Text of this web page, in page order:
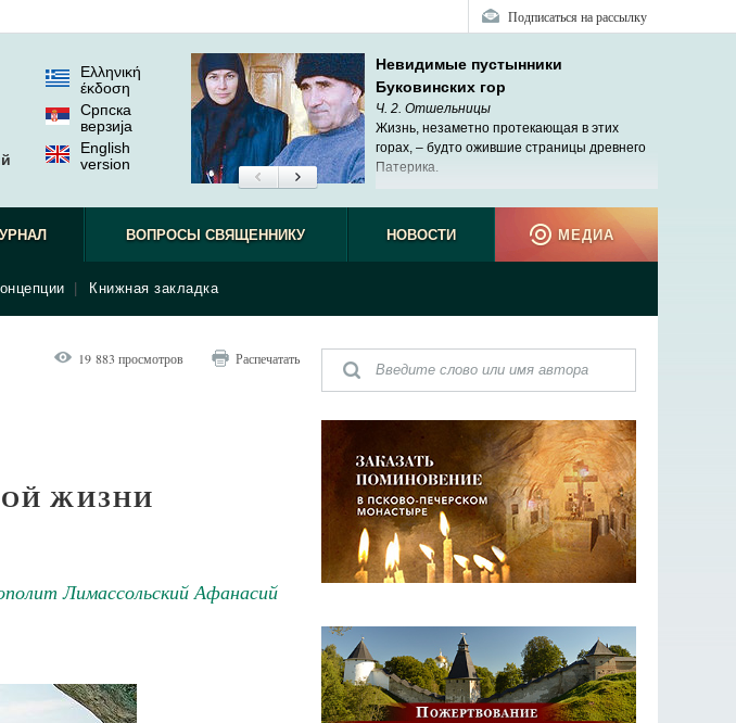
Подписаться на рассылку
Ελληνική
έκδοση
Српска
верзиjа
English
version
Невидимые пустынники
Буковинских гор
Ч. 2. Отшельницы
Жизнь, незаметно протекающая в этих
горах, – будто ожившие страницы древнего
Патерика.
Книжная закладка
ВОПРОСЫ СВЯЩЕННИКУ НОВОСТИ МЕДИА
19 883 просмотров Распечатать
ЖИЗНИ
Лимассольский Афанасий